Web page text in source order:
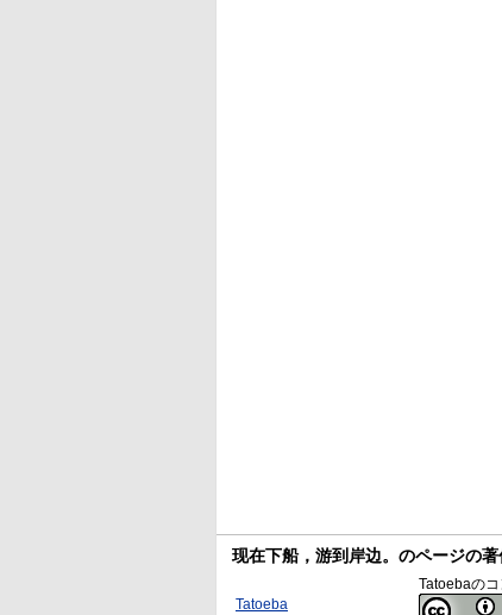
现在下船，游到岸边。のページの著
Tatoeba
Tatoebaの